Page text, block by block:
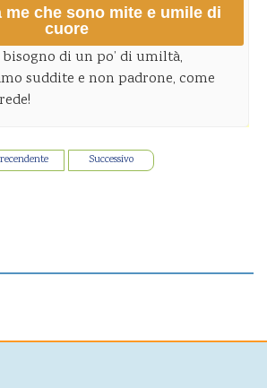
me che sono mite e umile di
cuore
di un po’ di umiltà,
suddite e non padrone, come
Successivo